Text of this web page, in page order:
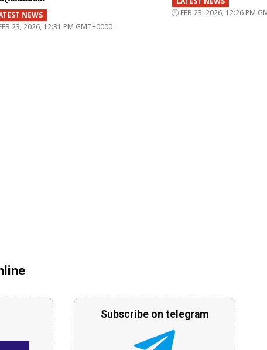
NEWS
23, 2026, 12:31 PM GMT+0000
FEB 23, 2026, 12:26 PM
Subscribe on telegram